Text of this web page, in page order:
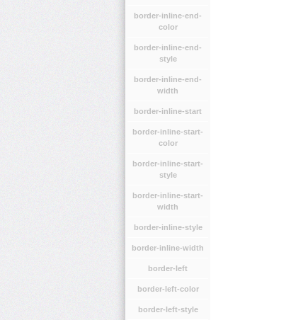
border-inline-end-
color
border-inline-end-
style
border-inline-end-
width
border-inline-start
border-inline-start-
color
border-inline-start-
style
border-inline-start-
width
border-inline-style
border-inline-width
border-left
border-left-color
border-left-style